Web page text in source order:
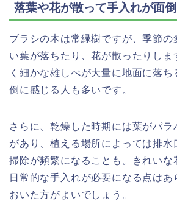
落葉や花が散って手入れが面倒
ブラシの木は常緑樹ですが、季節の
い葉が落ちたり、花が散ったりしま
く細かな雄しべが大量に地面に落
倒に感じる人も多いです。
さらに、乾燥した時期には葉がパラ
があり、植える場所によっては排水
掃除が頻繁になることも。きれいな
日常的な手入れが必要になる点はあ
おいた方がよいでしょう。